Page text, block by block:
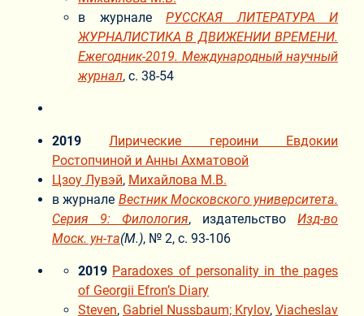
в журнале РУССКАЯ ЛИТЕРАТУРА И
ЖУРНАЛИСТИКА В ДВИЖЕНИИ ВРЕМЕНИ.
Ежегодник-2019. Международный научный
журнал, с. 38-54
2019Лирические героини Евдокии
Ростопчиной и Анны Ахматовой
Цзоу Лувэй, Михайлова М.В.
в журнале Вестник Московского университета.
Серия 9: Филология, издательство Изд-во
Моск. ун-та(М.), № 2, с. 93-106
2019 Paradoxes of personality in the pages
of Georgii Efron’s Diary
Steven, Gabriel Nussbaum; Krylov, Viacheslav